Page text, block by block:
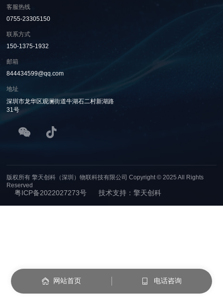
客服热线
0755-23305150
联系方式
150-1375-1932
邮箱
844434599@qq.com
地址
深圳市龙华区观澜街道牛湖石二村新湖路
31号
版权所有 擎天创科（深圳）物联科技有限公司 Copyright © 2025 All Rights
Reserved
粤ICP备2022027273号 技术支持：擎天创科
网站首页 电话咨询